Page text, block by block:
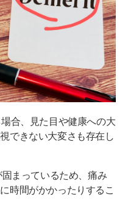
合、見た目や健康への大
できない大変さも存在し
まっているため、痛み
時間がかかったりするこ